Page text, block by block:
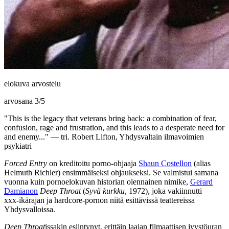
elokuva arvostelu
arvosana 3/5
"This is the legacy that veterans bring back: a combination of fear,
confusion, rage and frustration, and this leads to a desperate need for
and enemy..." — tri. Robert Lifton, Yhdysvaltain ilmavoimien
psykiatri
Forced Entry on kreditoitu porno-ohjaaja Shaun Costellon (alias
Helmuth Richler) ensimmäiseksi ohjaukseksi. Se valmistui samana
vuonna kuin pornoelokuvan historian olennainen nimike, Gerard
Damianon Deep Throat(Syvä kurkku, 1972), joka vakiinnutti
xxx‑ikärajan ja hardcore-pornon niitä esittävissä teattereissa
Yhdysvalloissa.
Deep Throatissakin esiintynyt, erittäin laajan filmaattisen jyystöuran